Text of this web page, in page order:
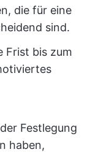
die für eine
sind.
Frist bis zum
Festlegung
haben,